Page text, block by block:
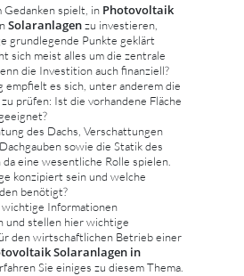
Gedanken spielt, in Photovoltaik
Solaranlagenzu investieren,
grundlegende Punkte geklärt
sich meist alles um die zentrale
die Investition auch finanziell?
empfielt es sich, unter anderem die
prüfen: Ist die vorhandene Fläche
des Dachs, Verschattungen
sowie die Statik des
eine wesentliche Rolle spielen.
konzipiert sein und welche
benötigt?
Informationen
und stellen hier wichtige
den wirtschaftlichen Betrieb einer
Solaranlagen in
Sie einiges zu diesem Thema.